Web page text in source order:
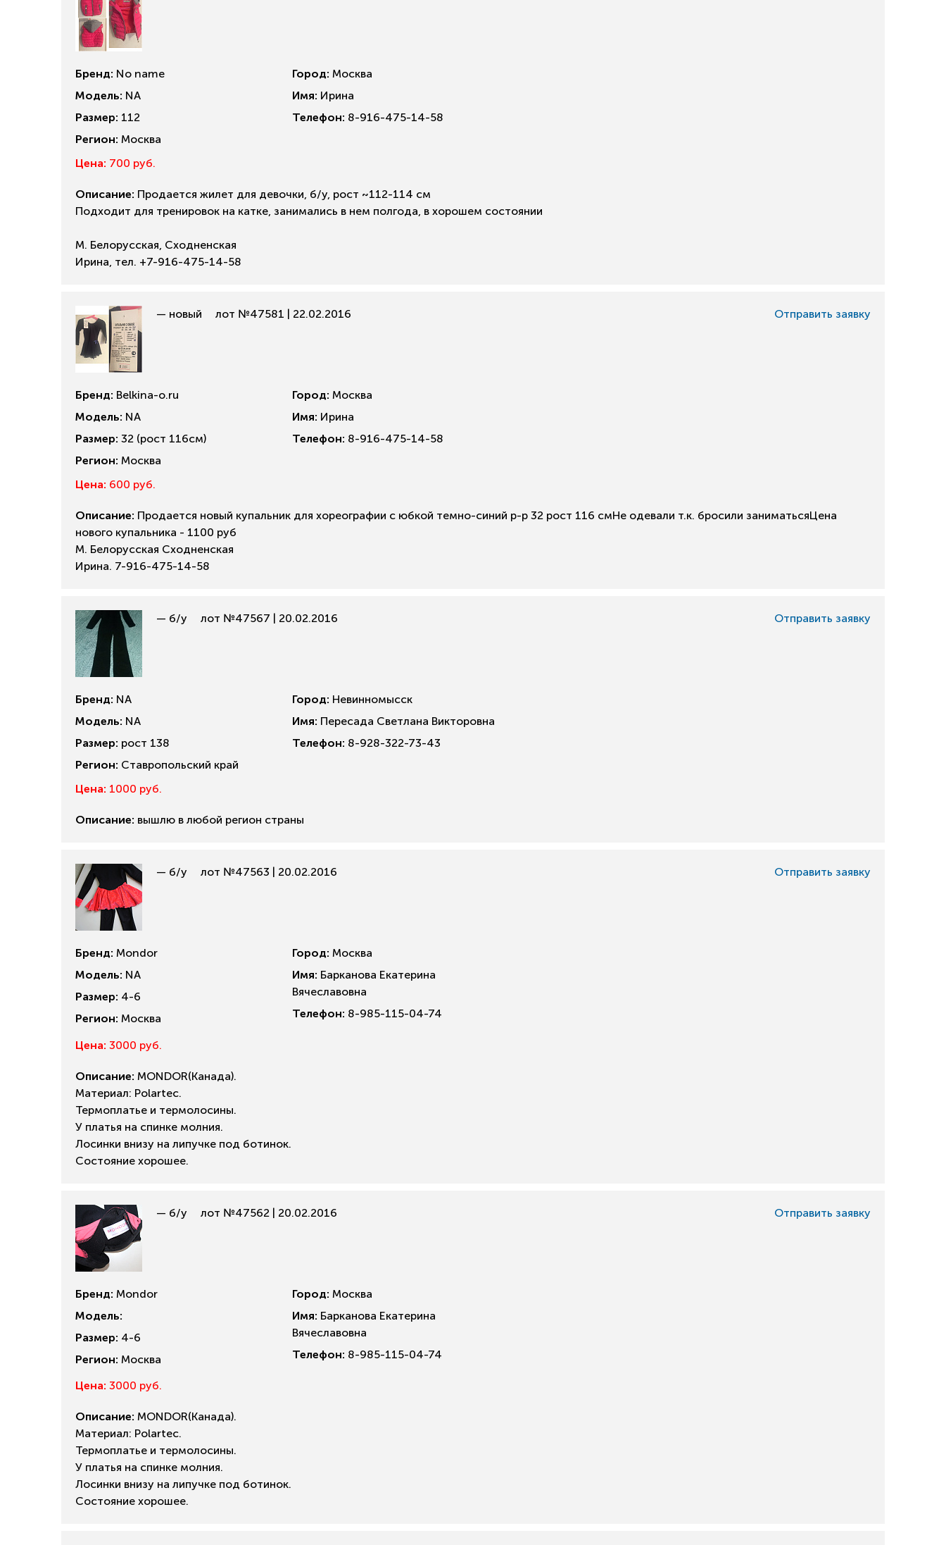
Бренд: No name
Модель: NA
Размер: 112
Регион: Москва
Город: Москва
Имя: Ирина
Телефон: 8-916-475-14-58
Цена: 700 руб.
Описание: Продается жилет для девочки, б/у, рост ~112-114 см
Подходит для тренировок на катке, занимались в нем полгода, в хорошем состоянии
М. Белорусская, Сходненская
Ирина, тел. +7-916-475-14-58
— новый лот №47581 | 22.02.2016 Отправить заявку
Бренд: Belkina-o.ru
Модель: NA
Размер: 32 (рост 116см)
Регион: Москва
Город: Москва
Имя: Ирина
Телефон: 8-916-475-14-58
Цена: 600 руб.
Описание: Продается новый купальник для хореографии с юбкой темно-синий р-р 32 рост 116 смНе одевали т.к. бросили заниматьсяЦена
нового купальника - 1100 руб
М. Белорусская Сходненская
Ирина. 7-916-475-14-58
— б/у лот №47567 | 20.02.2016 Отправить заявку
Бренд: NA
Модель: NA
Размер: рост 138
Регион: Ставропольский край
Город: Невинномысск
Имя: Пересада Светлана Викторовна
Телефон: 8-928-322-73-43
Цена: 1000 руб.
Описание: вышлю в любой регион страны
— б/у лот №47563 | 20.02.2016 Отправить заявку
Бренд: Mondor
Модель: NA
Размер: 4-6
Регион: Москва
Город: Москва
Имя: Барканова Екатерина
Вячеславовна
Телефон: 8-985-115-04-74
Цена: 3000 руб.
Описание: MONDOR(Канада).
Материал: Polartec.
Термоплатье и термолосины.
У платья на спинке молния.
Лосинки внизу на липучке под ботинок.
Состояние хорошее.
— б/у лот №47562 | 20.02.2016 Отправить заявку
Бренд: Mondor
Модель:
Размер: 4-6
Регион: Москва
Город: Москва
Имя: Барканова Екатерина
Вячеславовна
Телефон: 8-985-115-04-74
Цена: 3000 руб.
Описание: MONDOR(Канада).
Материал: Polartec.
Термоплатье и термолосины.
У платья на спинке молния.
Лосинки внизу на липучке под ботинок.
Состояние хорошее.